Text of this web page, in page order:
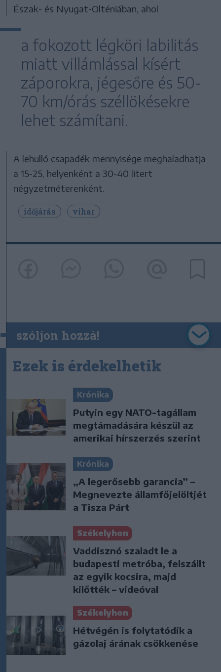
Észak- és Nyugat-Olténiában, ahol
a fokozott légköri labilitás
miatt villámlással kísért
záporokra, jégesőre és 50-
70 km/órás széllökésekre
lehet számítani.
A lehulló csapadék mennyisége meghaladhatja
a 15-25, helyenként a 30-40 litert
négyzetméterenként.
időjárás vihar
szóljon hozzá!
Ezek is érdekelhetik
Krónika
Putyin egy NATO-tagállam
megtámadására készül az
amerikai hírszerzés szerint
Krónika
„A legerősebb garancia” –
Megnevezte államfőjelöltjét
a Tisza Párt
Székelyhon
Vaddisznó szaladt le a
budapesti metróba, felszállt
az egyik kocsira, majd
kilőtték – videóval
Székelyhon
Hétvégén is folytatódik a
gázolaj árának csökkenése